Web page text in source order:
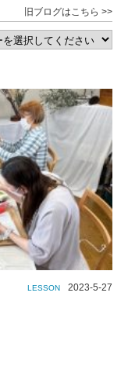
旧ブログはこちら >>
2023-5-27
LESSON